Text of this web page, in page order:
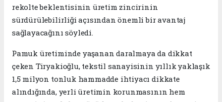
rekolte beklentisinin üretim zincirinin
sürdürülebilirliği açısından önemli bir avantaj
sağlayacağını söyledi.
Pamuk üretiminde yaşanan daralmaya da dikkat
çeken Tiryakioğlu, tekstil sanayisinin yıllık yaklaşık
1,5 milyon tonluk hammadde ihtiyacı dikkate
alındığında, yerli üretimin korunmasının hem